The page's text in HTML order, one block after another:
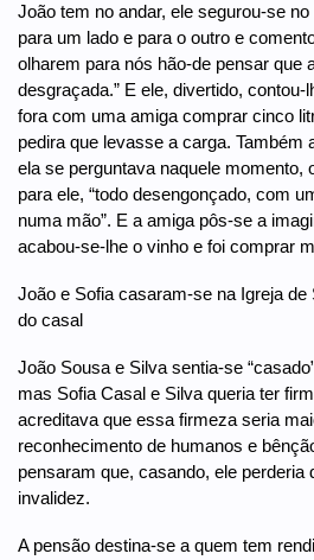
João tem no andar, ele segurou-se
para um lado e para o outro e
olharem para nós hão-de pensar que
desgraçada.” E ele, divertido, contou-
fora com uma amiga comprar cinco
pedira que levasse a carga. Também
ela se perguntava naquele momento,
para ele, “todo desengonçado, com
numa mão”. E a amiga pôs-se a
acabou-se-lhe o vinho e foi comprar
João e Sofia casaram-se na Igreja de
do casal
João Sousa e Silva sentia-se
mas Sofia Casal e Silva queria ter
acreditava que essa firmeza seria
reconhecimento de humanos e
pensaram que, casando, ele perderia
invalidez.
A pensão destina-se a quem tem